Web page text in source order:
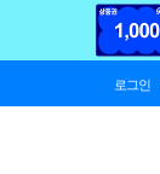
로그인